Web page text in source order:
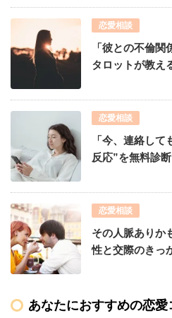
恋愛相談
「彼との不倫
タロットが教え
恋愛相談
「今、連絡し
反応”を無料診断
恋愛相談
その人脈ありか
性と交際のきっ
あなたにおすすめの恋愛